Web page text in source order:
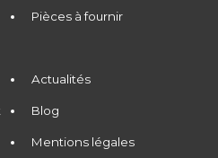
Pièces à fournir
Actualités
Blog
Mentions légales